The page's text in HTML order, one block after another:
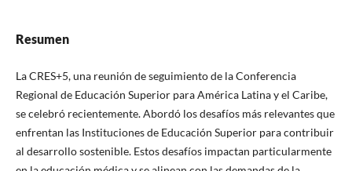
Resumen
La CRES+5, una reunión de seguimiento de la Conferencia
Regional de Educación Superior para América Latina y el Caribe,
se celebró recientemente. Abordó los desafíos más relevantes que
enfrentan las Instituciones de Educación Superior para contribuir
al desarrollo sostenible. Estos desafíos impactan particularmente